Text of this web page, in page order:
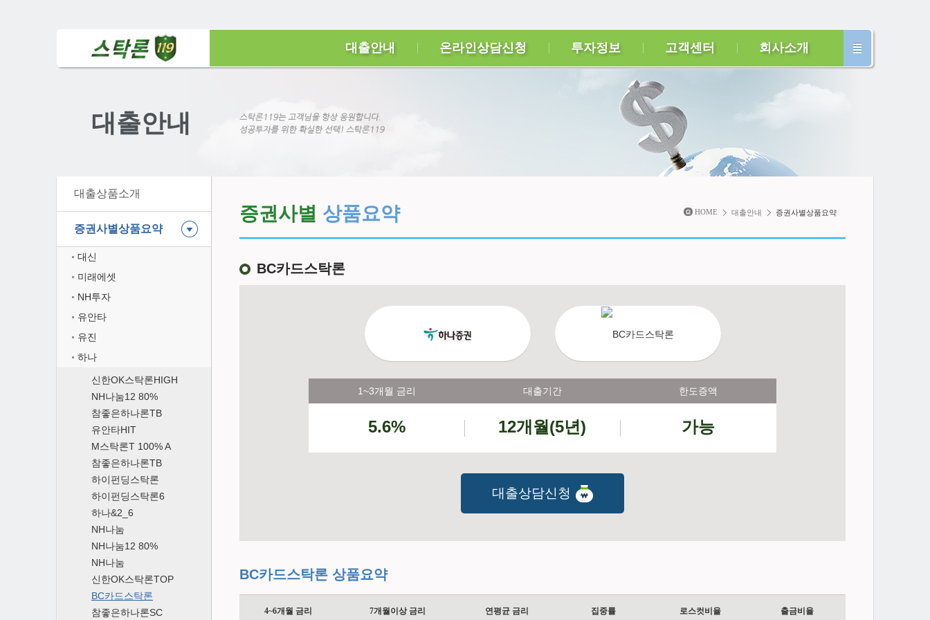
대출안내 온라인상담신청 투자정보 고객센터 회사소개
대출안내
대출상품소개
증권사별상품요약
대신
미래에셋
NH투자
유안타
유진
하나
신한OK스탁론HIGH
NH나눔12 80%
참좋은하나론TB
유안타HIT
M스탁론T 100% A
참좋은하나론TB
하이펀딩스탁론
하이펀딩스탁론6
하나&2_6
NH나눔
NH나눔12 80%
NH나눔
신한OK스탁론TOP
BC카드스탁론
참좋은하나론SC
증권사별 상품요약 HOME 대출안내 증권사별상품요약
BC카드스탁론
1~3개월 금리 대출기간 한도증액
5.6% 12개월(5년) 가능
대출상담신청
BC카드스탁론 상품요약
4~6개월 금리 7개월이상 금리 연평균 금리 집중률 로스컷비율 출금비율